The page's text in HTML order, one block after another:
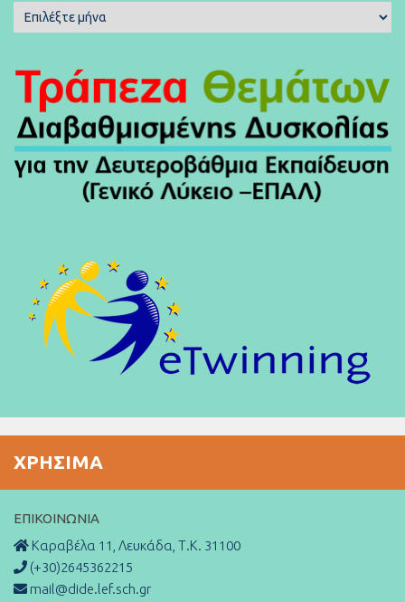
Μηνιαίο
Ιστορικό
ΧΡΉΣΙΜΑ
ΕΠΙΚΟΙΝΩΝΊΑ
Καραβέλα 11, Λευκάδα, Τ.Κ. 31100
(+30)2645362215
mail@dide.lef.sch.gr